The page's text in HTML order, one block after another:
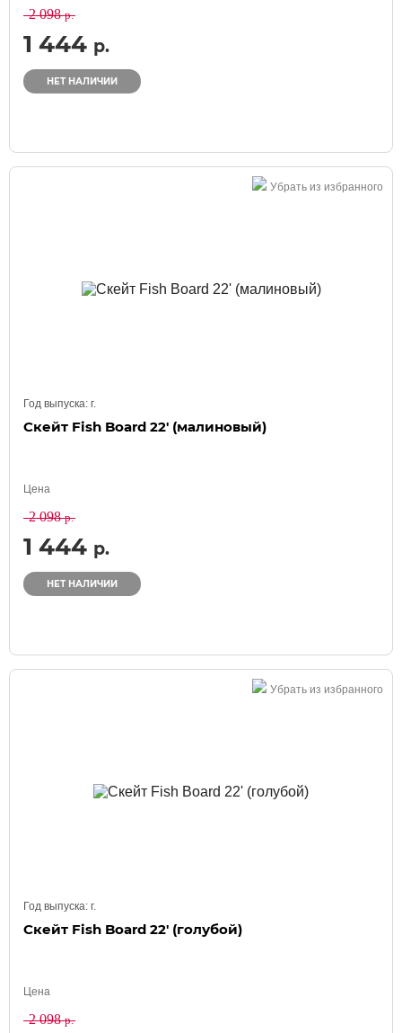
2 098р.
1 444 р.
НЕТ НАЛИЧИИ
Убрать из избранного
Год выпуска: г.
Скейт Fish Board 22' (малиновый)
Цена
2 098р.
1 444 р.
НЕТ НАЛИЧИИ
Убрать из избранного
Год выпуска: г.
Скейт Fish Board 22' (голубой)
Цена
2 098р.